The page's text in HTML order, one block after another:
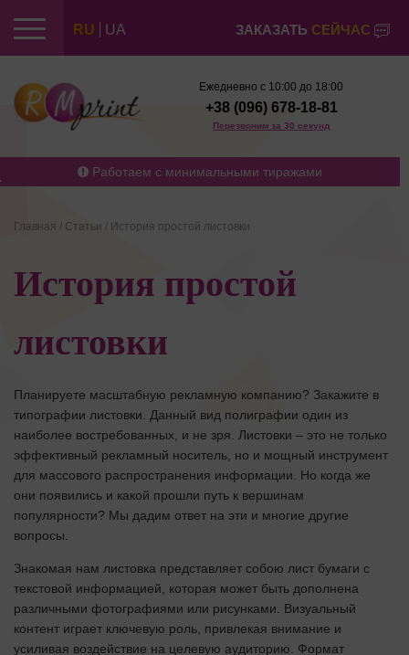
RU UA ЗАКАЗАТЬ СЕЙЧАС
Ежедневно с 10:00 до 18:00
+38 (096) 678-18-81
Перезвоним за 30 секунд
Работаем с минимальными тиражами
Главная / Статьи / История простой листовки
История простой
листовки
Планируете масштабную рекламную компанию? Закажите в
типографии листовки. Данный вид полиграфии один из
наиболее востребованных, и не зря. Листовки – это не только
эффективный рекламный носитель, но и мощный инструмент
для массового распространения информации. Но когда же
они появились и какой прошли путь к вершинам
популярности? Мы дадим ответ на эти и многие другие
вопросы.
Знакомая нам листовка представляет собою лист бумаги с
текстовой информацией, которая может быть дополнена
различными фотографиями или рисунками. Визуальный
контент играет ключевую роль, привлекая внимание и
усиливая воздействие на целевую аудиторию. Формат